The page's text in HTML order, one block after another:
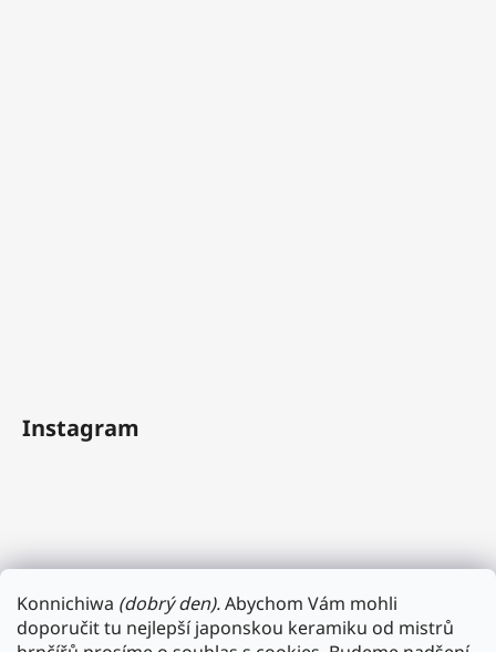
Konnichiwa (dobrý den).Abychom Vám mohli
doporučit tu nejlepší japonskou keramiku od mistrů
Instagram